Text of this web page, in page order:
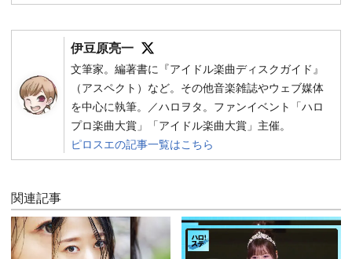
伊豆原亮一
文筆家。編著書に『アイドル楽曲ディスクガイド』
（アスペクト）など。その他音楽雑誌やウェブ媒体
を中心に執筆。／ハロヲタ。ファンイベント「ハロ
プロ楽曲大賞」「アイドル楽曲大賞」主催。
ピロスエの記事一覧はこちら
関連記事